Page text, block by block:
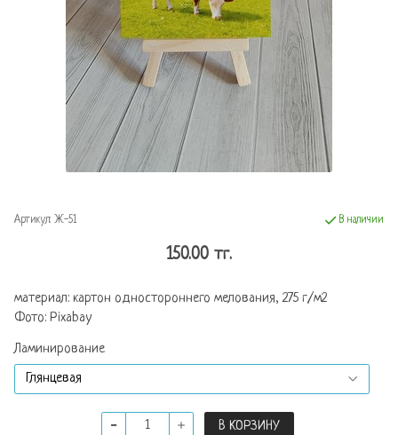
Артикул: Ж-51 В наличии
150.00 тг.
материал: картон одностороннего мелования, 275 г/м2
Фото: Pixabay
Ламинирование
В КОРЗИНУ